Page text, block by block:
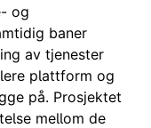
og
baner
av tjenester
plattform og
på. Prosjektet
mellom de